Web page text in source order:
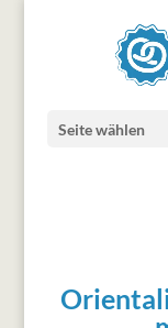
Seite wählen